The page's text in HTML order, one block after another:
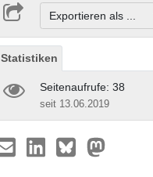
Exportieren als ...
Statistiken
Seitenaufrufe: 38
seit 13.06.2019